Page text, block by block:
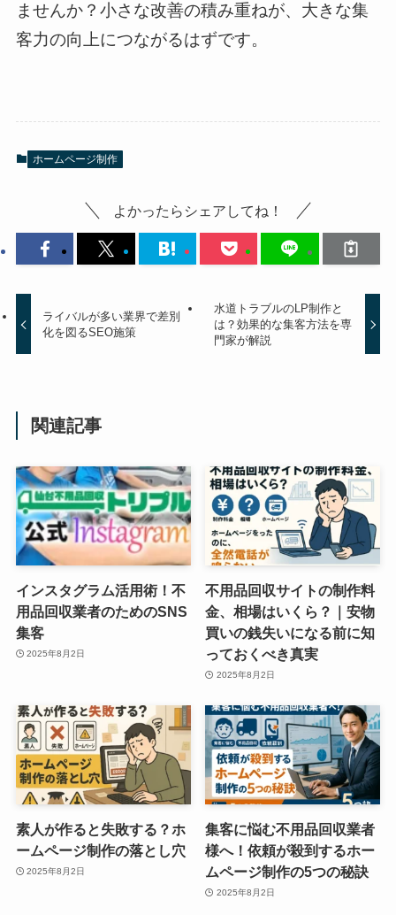
ませんか？小さな改善の積み重ねが、大きな集
客力の向上につながるはずです。​​​​​​​​​​​​​​​​
ホームページ制作
よかったらシェアしてね！
ライバルが多い業界で差別
化を図るSEO施策
水道トラブルのLP制作と
は？効果的な集客方法を専
門家が解説
関連記事
インスタグラム活用術！不
用品回収業者のためのSNS
集客
2025年8月2日
不用品回収サイトの制作料
金、相場はいくら？｜安物
買いの銭失いになる前に知
っておくべき真実
2025年8月2日
素人が作ると失敗する？ホ
ームページ制作の落とし穴
2025年8月2日
集客に悩む不用品回収業者
様へ！依頼が殺到するホー
ムページ制作の5つの秘訣
2025年8月2日